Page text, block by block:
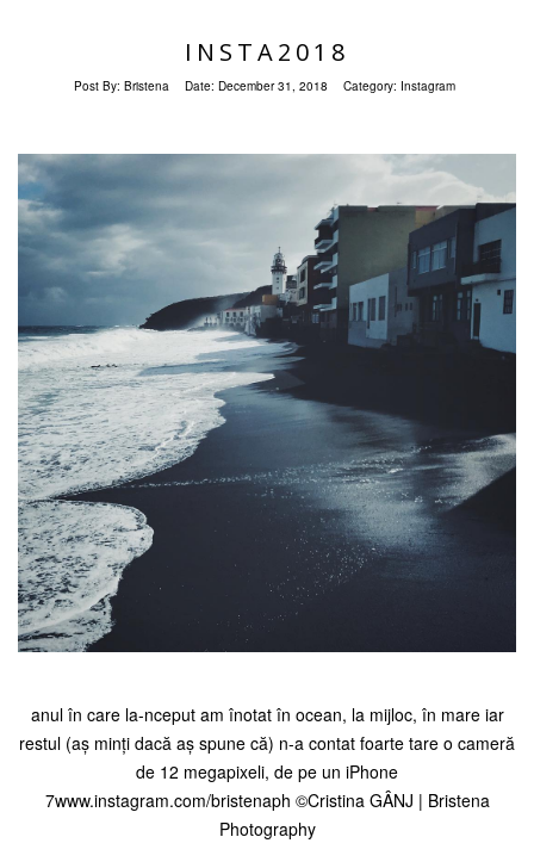
INSTA2018
Post By: Bristena Date: December 31, 2018 Category: Instagram
anul în care la-nceput am înotat în ocean, la mijloc, în mare iar
restul (aș minți dacă aș spune că) n-a contat foarte tare o cameră
de 12 megapixeli, de pe un iPhone
7www.instagram.com/bristenaph ©Cristina GÂNJ | Bristena
Photography